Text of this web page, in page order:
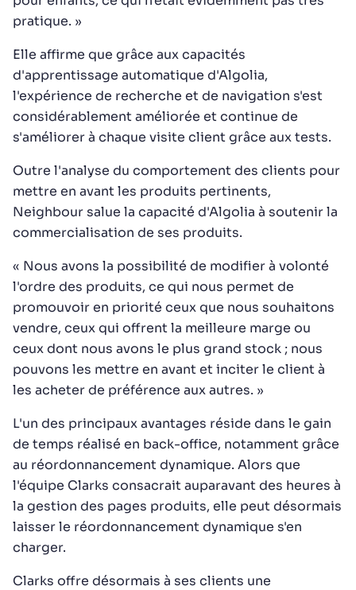
pratique. »
Elle affirme que grâce aux capacités
d'apprentissage automatique d'Algolia,
l'expérience de recherche et de navigation s'est
considérablement améliorée et continue de
s'améliorer à chaque visite client grâce aux tests.
Outre l'analyse du comportement des clients pour
mettre en avant les produits pertinents,
Neighbour salue la capacité d'Algolia à soutenir la
commercialisation de ses produits.
« Nous avons la possibilité de modifier à volonté
l'ordre des produits, ce qui nous permet de
promouvoir en priorité ceux que nous souhaitons
vendre, ceux qui offrent la meilleure marge ou
ceux dont nous avons le plus grand stock ; nous
pouvons les mettre en avant et inciter le client à
les acheter de préférence aux autres. »
L'un des principaux avantages réside dans le gain
de temps réalisé en back-office, notamment grâce
au réordonnancement dynamique. Alors que
l'équipe Clarks consacrait auparavant des heures à
la gestion des pages produits, elle peut désormais
laisser le réordonnancement dynamique s'en
charger.
Clarks offre désormais à ses clients une